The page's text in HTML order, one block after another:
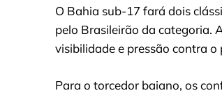
O Bahia sub-17 fará dois
pelo Brasileirão da categoria.
visibilidade e pressão contra o
Para o torcedor baiano, os